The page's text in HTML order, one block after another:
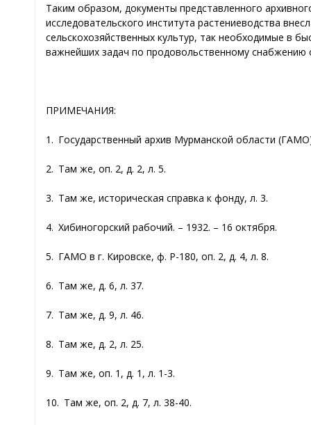
Таким образом, документы представленного
исследовательского института растениеводства
сельскохозяйственных культур, так необходимые в
важнейших задач по продовольственному снабжению
ПРИМЕЧАНИЯ:
1. Государственный архив Мурманской области
2. Там же, оп. 2, д. 2, л. 5.
3. Там же, историческая справка к фонду, л. 3.
4. Хибиногорский рабочий. – 1932. – 16 октября.
5. ГАМО в г. Кировске, ф. Р-180, оп. 2, д. 4, л. 8.
6. Там же, д. 6, л. 37.
7. Там же, д. 9, л. 46.
8. Там же, д. 2, л. 25.
9. Там же, оп. 1, д. 1, л. 1-3.
10. Там же, оп. 2, д. 7, л. 38-40.